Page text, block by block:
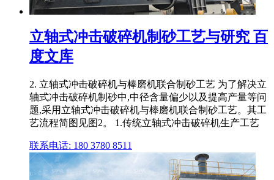
立轴式冲击破碎机制砂工艺与研究 百
度文库
2. 立轴式冲击破碎机与棒磨机联合制砂工艺 为了解决立
轴式冲击破碎机制砂中,中径含量偏少以及提高产量等问
题,采用立轴式冲击破碎机与棒磨机联合制砂工艺。其工
艺流程简图见图2。 1.传统立轴式冲击破碎机生产工艺
联系电话: 180 3780 8511